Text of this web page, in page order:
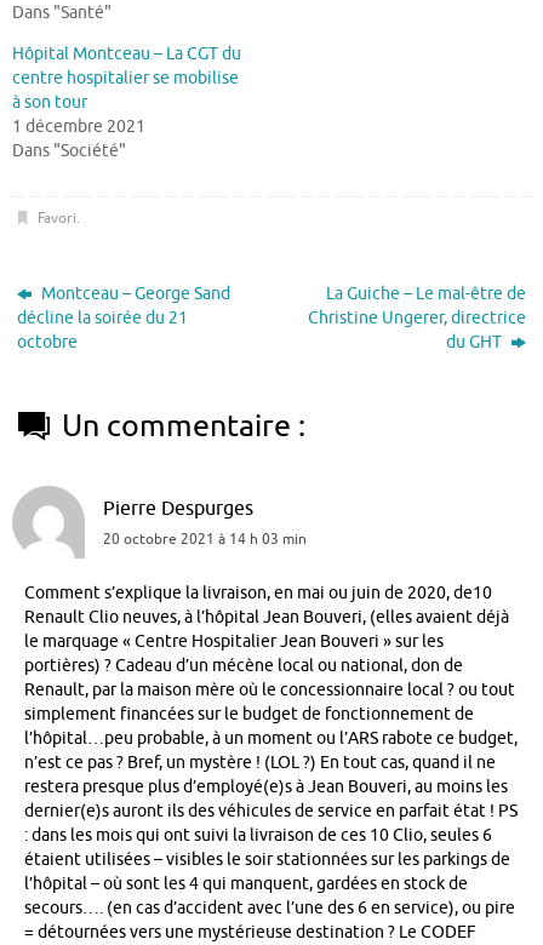
Dans "Santé"
Hôpital Montceau – La CGT du
centre hospitalier se mobilise
à son tour
1 décembre 2021
Dans "Société"
Favori.
Montceau – George Sand
décline la soirée du 21
octobre
La Guiche – Le mal-être de
Christine Ungerer, directrice
du GHT
Un commentaire :
Pierre Despurges
20 octobre 2021 à 14 h 03 min
Comment s’explique la livraison, en mai ou juin de 2020, de10
Renault Clio neuves, à l’hôpital Jean Bouveri, (elles avaient déjà
le marquage « Centre Hospitalier Jean Bouveri » sur les
portières) ? Cadeau d’un mécène local ou national, don de
Renault, par la maison mère où le concessionnaire local ? ou tout
simplement financées sur le budget de fonctionnement de
l’hôpital…peu probable, à un moment ou l’ARS rabote ce budget,
n’est ce pas ? Bref, un mystère ! (LOL ?) En tout cas, quand il ne
restera presque plus d’employé(e)s à Jean Bouveri, au moins les
dernier(e)s auront ils des véhicules de service en parfait état ! PS
: dans les mois qui ont suivi la livraison de ces 10 Clio, seules 6
étaient utilisées – visibles le soir stationnées sur les parkings de
l’hôpital – où sont les 4 qui manquent, gardées en stock de
secours…. (en cas d’accident avec l’une des 6 en service), ou pire
= détournées vers une mystérieuse destination ? Le CODEF